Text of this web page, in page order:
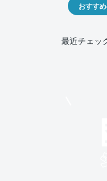
おすす
最近チェッ